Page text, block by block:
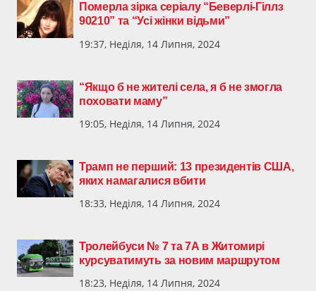
Померла зірка серіалу “Беверлі-Гіллз
90210” та “Усі жінки відьми”
19:37, Неділя, 14 Липня, 2024
“Якщо б не жителі села, я б не змогла
поховати маму”
19:05, Неділя, 14 Липня, 2024
Трамп не перший: 13 президентів США,
яких намагалися вбити
18:33, Неділя, 14 Липня, 2024
Тролейбуси № 7 та 7А в Житомирі
курсуватимуть за новим маршрутом
18:23, Неділя, 14 Липня, 2024